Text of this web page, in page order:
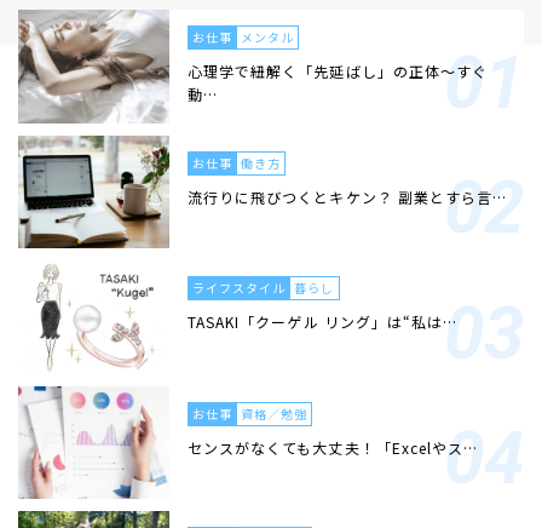
お仕事 メンタル
心理学で紐解く「先延ばし」の正体〜すぐ
動…
お仕事 働き方
流行りに飛びつくとキケン？ 副業とすら言…
ライフスタイル 暮らし
TASAKI「クーゲル リング」は“私は…
お仕事 資格／勉強
センスがなくても大丈夫！「Excelやス…